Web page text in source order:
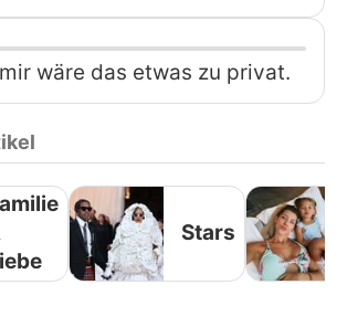
wäre das etwas zu privat.
Stars